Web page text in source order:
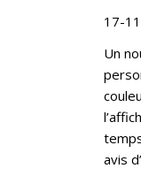
17-
Un
avis